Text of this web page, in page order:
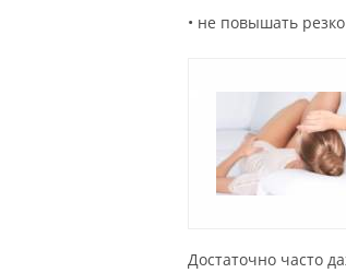
• не повышать
Достаточно часто